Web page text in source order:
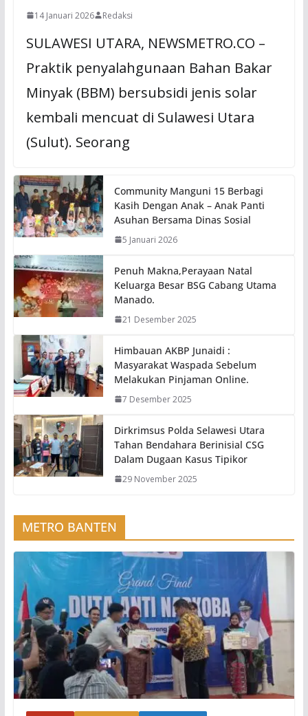
14 Januari 2026 Redaksi
SULAWESI UTARA, NEWSMETRO.CO –
Praktik penyalahgunaan Bahan Bakar
Minyak (BBM) bersubsidi jenis solar
kembali mencuat di Sulawesi Utara
(Sulut). Seorang
Community Manguni 15 Berbagi
Kasih Dengan Anak – Anak Panti
Asuhan Bersama Dinas Sosial
5 Januari 2026
Penuh Makna,Perayaan Natal
Keluarga Besar BSG Cabang Utama
Manado.
21 Desember 2025
Himbauan AKBP Junaidi :
Masyarakat Waspada Sebelum
Melakukan Pinjaman Online.
7 Desember 2025
Dirkrimsus Polda Selawesi Utara
Tahan Bendahara Berinisial CSG
Dalam Dugaan Kasus Tipikor
29 November 2025
METRO BANTEN